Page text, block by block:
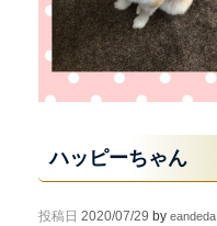
ハッピーちゃん
投稿日 2020/07/29 by eandeda